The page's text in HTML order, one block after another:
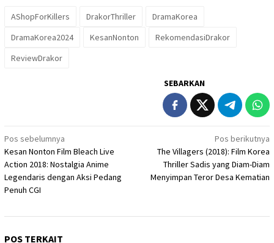
AShopForKillers DrakorThriller
DramaKorea
DramaKorea2024
KesanNonton
RekomendasiDrakor
ReviewDrakor
SEBARKAN
Navigasi
pos
Pos sebelumnya
Kesan Nonton Film Bleach Live
Action 2018: Nostalgia Anime
Legendaris dengan Aksi Pedang
Penuh CGI
Pos berikutnya
The Villagers (2018): Film Korea
Thriller Sadis yang Diam-Diam
Menyimpan Teror Desa Kematian
POS TERKAIT